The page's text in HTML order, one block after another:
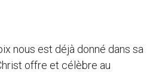
nous est déjà donné dans sa
offre et célèbre au